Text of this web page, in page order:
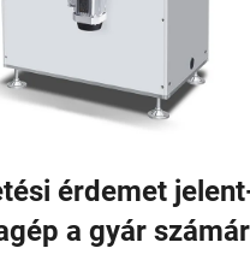
érdemet
a gyár